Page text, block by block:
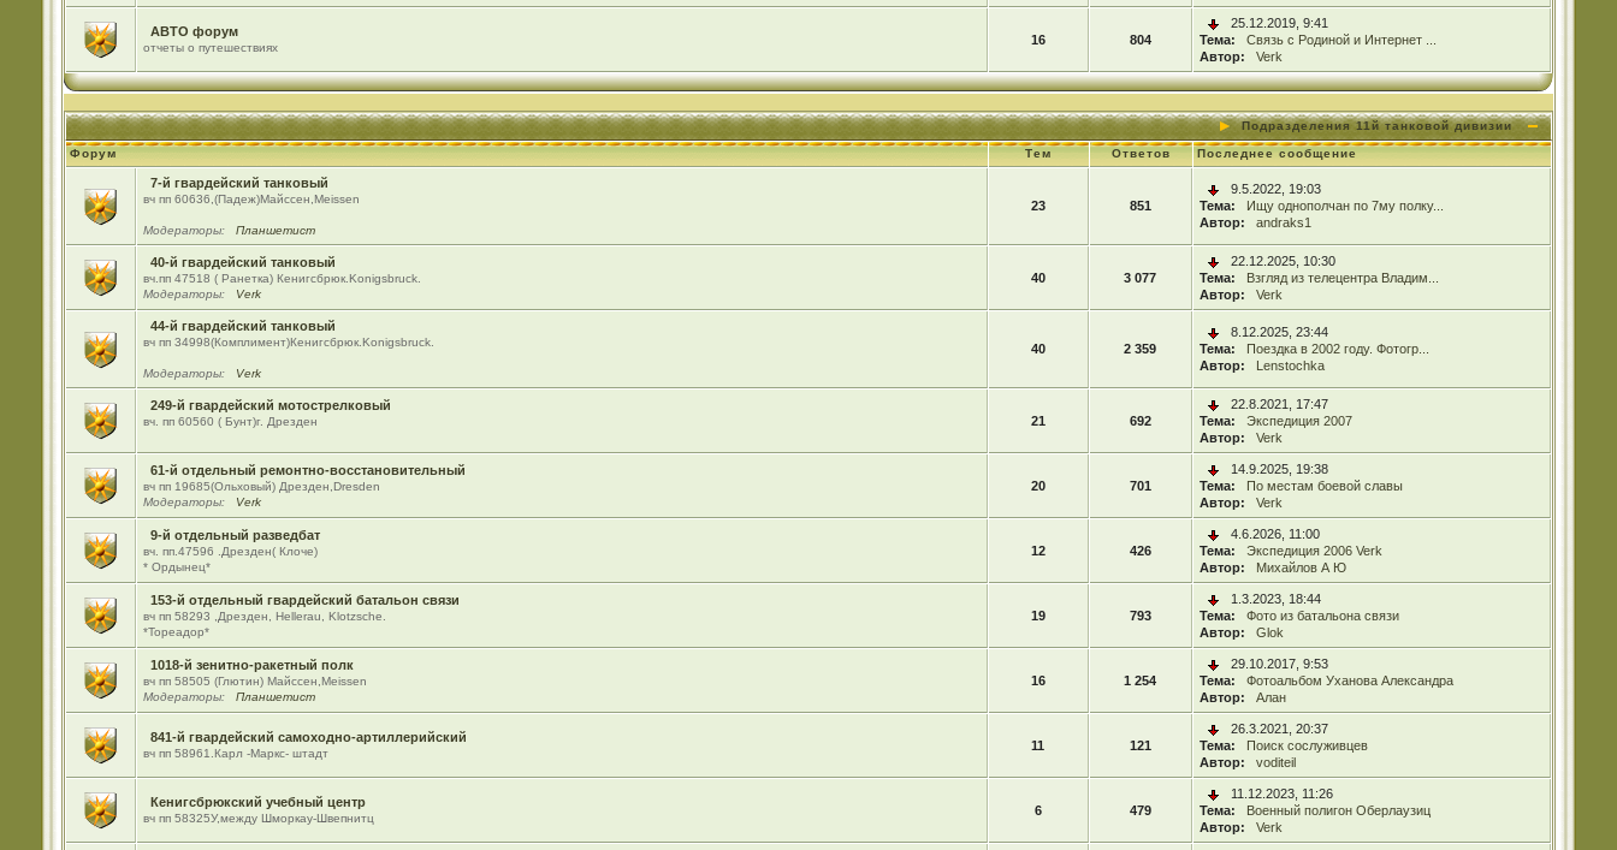
АВТО форум
отчеты о путешествиях
16 804
25.12.2019, 9:41
Тема:
Связь с Родиной и Интернет ...
Автор:
Verk
Подразделения 11й танковой дивизии
Форум Тем Ответов Последнее сообщение
7-й гвардейский танковый
вч пп 60636,(Падеж)Майсcен,Meissen
Модераторы: Планшетист
23 851
9.5.2022, 19:03
Тема:
Ищу однополчан по 7му полку...
Автор:
andraks1
40-й гвардейский танковый
вч.пп 47518 ( Ранетка) Кенигсбрюк.Konigsbruck.
Модераторы:
Verk
40 3 077
22.12.2025, 10:30
Тема:
Взгляд из телецентра Владим...
Автор:
Verk
44-й гвардейский танковый
вч пп 34998(Комплимент)Кенигсбрюк.Konigsbruck.
Модераторы: Verk
40 2 359
8.12.2025, 23:44
Тема:
Поездка в 2002 году. Фотогр...
Автор:
Lenstochka
249-й гвардейский мотострелковый
вч. пп 60560 ( Бунт)г. Дрезден 21 692
22.8.2021, 17:47
Тема:
Экспедиция 2007
Автор:
Verk
61-й отдельный ремонтно-восстановительный
вч пп 19685(Ольховый) Дрезден,Dresden
Модераторы:
Verk
20 701
14.9.2025, 19:38
Тема:
По местам боевой славы
Автор:
Verk
9-й отдельный разведбат
вч. пп.47596 .Дрезден( Клоче)
* Ордынец*
12 426
4.6.2026, 11:00
Тема:
Экспедиция 2006 Verk
Автор:
Михайлов А Ю
153-й отдельный гвардейский батальон связи
вч пп 58293 ,Дрезден, Hellerau, Klotzsche.
*Тореадор*
19 793
1.3.2023, 18:44
Тема:
Фото из батальона связи
Автор:
Glok
1018-й зенитно-ракетный полк
вч пп 58505 (Глютин) Майсcен,Meissen
Модераторы:
Планшетист
16 1 254
29.10.2017, 9:53
Тема:
Фотоальбом Уханова Александра
Автор:
Алан
841-й гвардейский самоходно-артиллерийский
вч пп 58961.Карл -Маркс- штадт
11 121
26.3.2021, 20:37
Тема:
Поиск сослуживцев
Автор:
voditeil
Кенигсбрюкский учебный центр
вч пп 58325У,между Шморкау-Швепнитц
6 479
11.12.2023, 11:26
Тема:
Военный полигон Оберлаузиц
Автор:
Verk